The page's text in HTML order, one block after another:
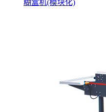
糊盒机(模块化)